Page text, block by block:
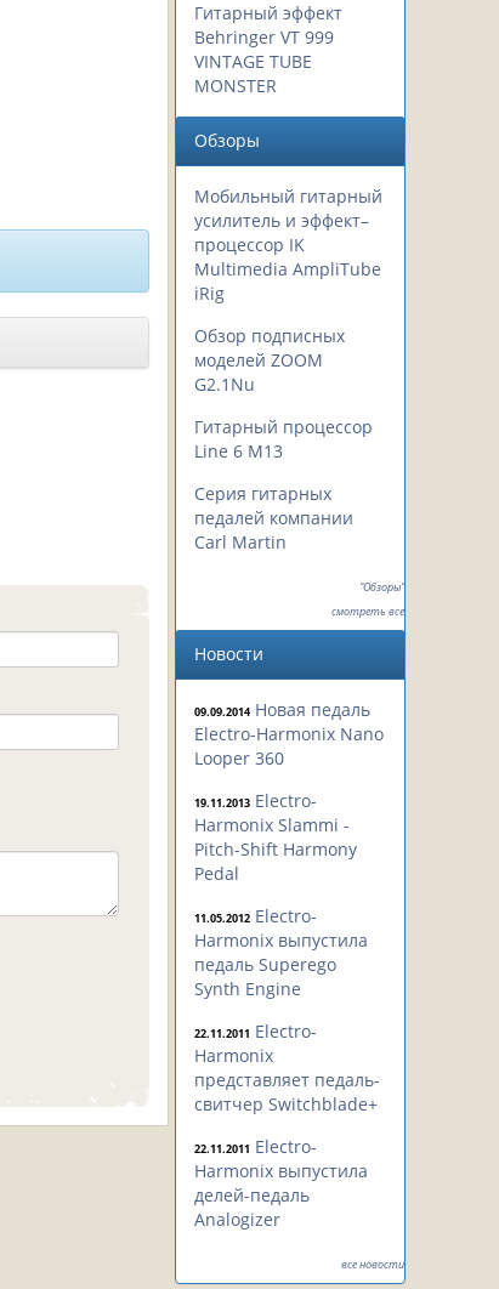
Гитарный эффект
Behringer VT 999
VINTAGE TUBE
MONSTER
Обзоры
Мобильный гитарный
усилитель и эффект–
процессор IK
Multimedia AmpliTube
iRig
Обзор подписных
моделей ZOOM
G2.1Nu
Гитарный процессор
Line 6 M13
Серия гитарных
педалей компании
Carl Martin
"Обзоры"
смотреть все
Новости
09.09.2014 Новая педаль
Electro-Harmonix Nano
Looper 360
19.11.2013 Electro-
Harmonix Slammi -
Pitch-Shift Harmony
Pedal
11.05.2012 Electro-
Harmonix выпустила
педаль Superego
Synth Engine
22.11.2011 Electro-
Harmonix
представляет педаль-
свитчер Switchblade+
22.11.2011 Electro-
Harmonix выпустила
делей-педаль
Analogizer
все новости